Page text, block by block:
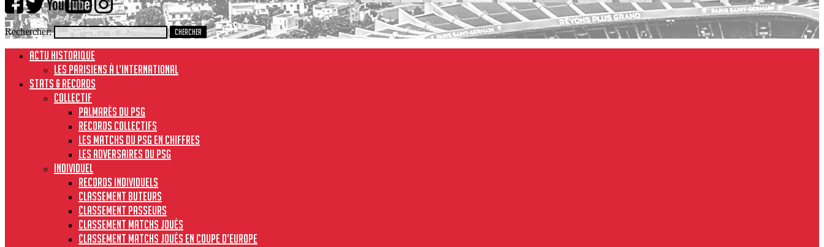
Rechercher:
ACTU HISTORIQUE
Les Parisiens à l’international
STATS & RECORDS
Collectif
Palmarès du PSG
Records collectifs
Les matchs du PSG en chiffres
Les adversaires du PSG
Individuel
Records individuels
Classement buteurs
Classement passeurs
Classement matchs joués
Classement matchs joués en Coupe d’Europe